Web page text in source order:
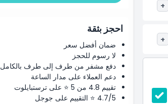
+
+
احجز بثقة
ضمان أفضل سعر
لا رسوم للحجز
دفع مشفر من طرف إلى طرف بالكامل
دعم العملاء على مدار الساعة
تقييم 4.8 من 5 ⭐ على ترستبايلوت
4.7/5 ⭐ التقييم على جوجل